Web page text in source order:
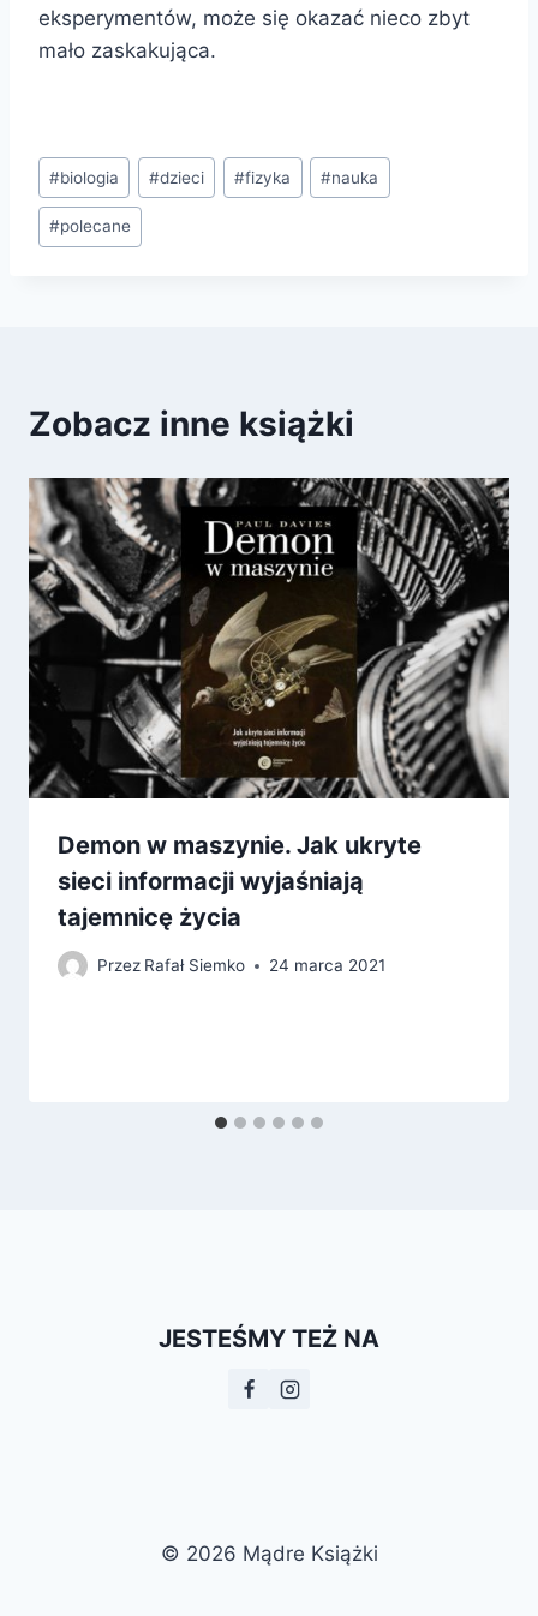
eksperymentów, może się okazać nieco zbyt
mało zaskakująca.
Tagi
wpisu:
#biologia #dzieci #fizyka #nauka
#polecane
Zobacz inne książki
Demon w maszynie. Jak ukryte
sieci informacji wyjaśniają
tajemnicę życia
Przez Rafał Siemko 24 marca 2021
JESTEŚMY TEŻ NA
© 2026 Mądre Książki